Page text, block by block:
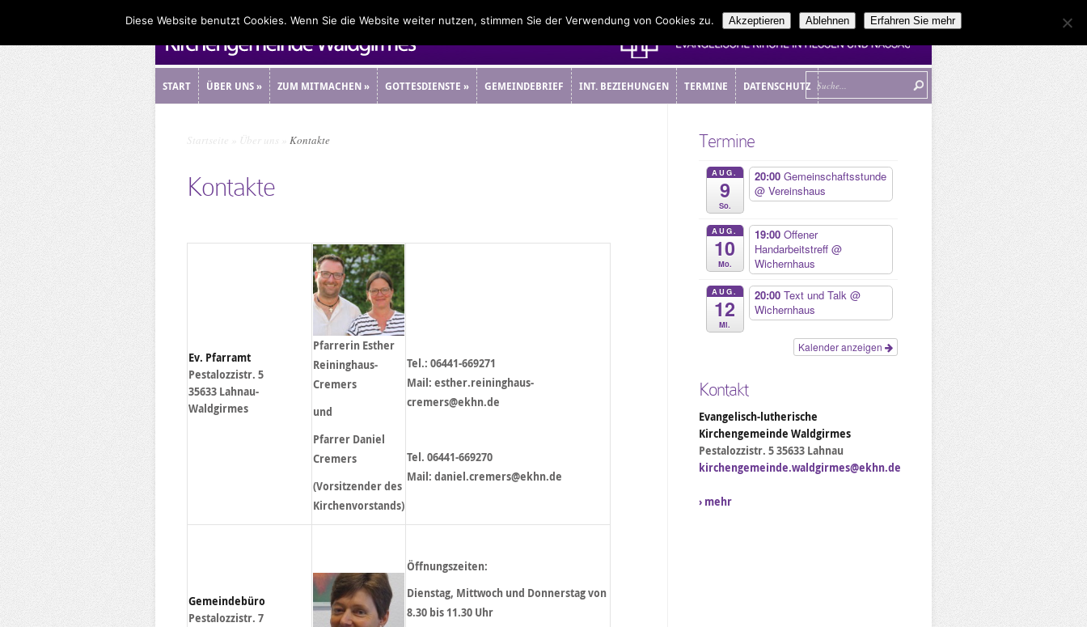
START ÜBER UNS» ZUM MITMACHEN» GOTTESDIENSTE » GEMEINDEBRIEF INT. BEZIEHUNGEN TERMINE DATENSCHUTZ
Startseite Über uns Kontakte
Kontakte
Ev. Pfarramt
Pestalozzistr. 5
35633 Lahnau-
Waldgirmes
Pfarrerin Esther
Reininghaus-
Cremers
und
Pfarrer Daniel
Cremers
(Vorsitzender des
Kirchenvorstands)
Tel.: 06441-669271
Mail: esther.reininghaus-
cremers@ekhn.de
Tel. 06441-669270
Mail: daniel.cremers@ekhn.de
Gemeindebüro
Pestalozzistr. 7
Öffnungszeiten:
Dienstag, Mittwoch und Donnerstag von
8.30 bis 11.30 Uhr
Termine
AUG.
9
So.
20:00 Gemeinschaftsstunde
@ Vereinshaus
AUG.
10
Mo.
19:00 Offener
Handarbeitstreff @
Wichernhaus
AUG.
12
Mi.
20:00 Text und Talk @
Wichernhaus
Kalender anzeigen
Kontakt
Evangelisch-lutherische
Kirchengemeinde Waldgirmes
Pestalozzistr. 5 35633 Lahnau
kirchengemeinde.waldgirmes@ekhn.de
› mehr
Diese Website benutzt Cookies. Wenn Sie die Website weiter nutzen, stimmen Sie der Verwendung von Cookies zu. Akzeptieren Ablehnen Erfahren Sie mehr